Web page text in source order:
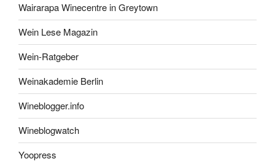
Wairarapa Winecentre in Greytown
Wein Lese Magazin
Wein-Ratgeber
Weinakademie Berlin
Wineblogger.info
Wineblogwatch
Yoopress